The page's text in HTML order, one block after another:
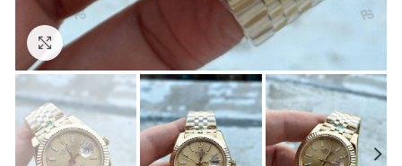
Görseli Büyütün